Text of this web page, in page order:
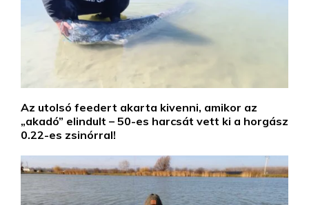
Az utolsó feedert akarta kivenni, amikor az
„akadó” elindult – 50-es harcsát vett ki a horgász
0.22-es zsinórral!